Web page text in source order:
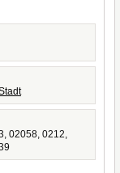
02058, 0212,